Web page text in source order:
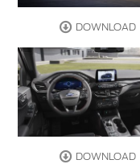
DOWNLOAD
DOWNLOAD